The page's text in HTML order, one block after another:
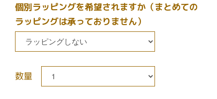
個別ラッピングを希望されますか（まとめての
ラッピングは承っておりません）
数量